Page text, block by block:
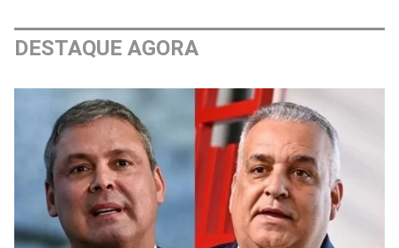
DESTAQUE AGORA